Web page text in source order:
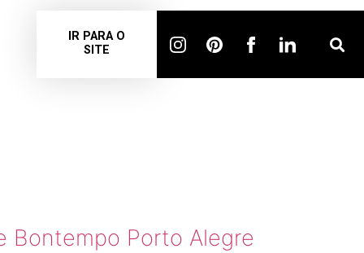
IR PARA O
SITE
Bontempo Porto Alegre